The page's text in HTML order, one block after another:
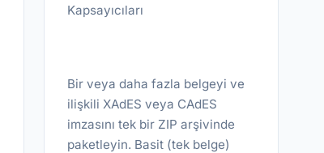
Kapsayıcıları
Bir veya daha fazla belgeyi ve
ilişkili XAdES veya CAdES
imzasını tek bir ZIP arşivinde
paketleyin. Basit (tek belge)